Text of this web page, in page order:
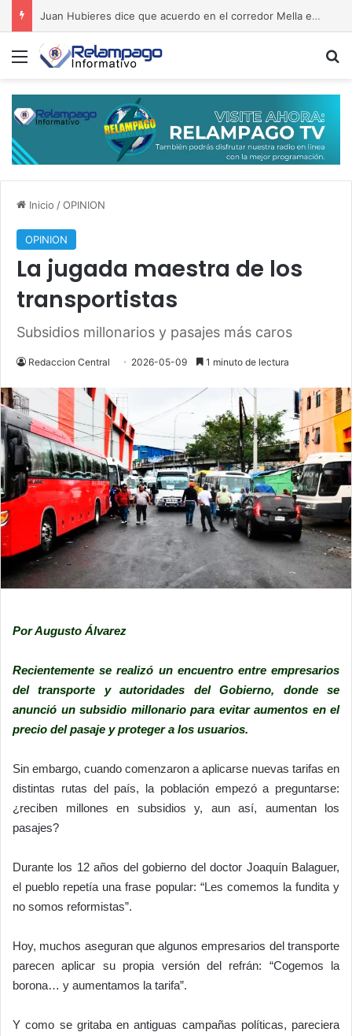
Juan Hubieres dice que acuerdo en el corredor Mella evita conflictos
Menú
Inicio /OPINION
OPINION
La jugada maestra de los
transportistas
Subsidios millonarios y pasajes más caros
Redaccion Central 2026-05-09 1 minuto de lectura
Por Augusto Álvarez
Recientemente se realizó un encuentro entre empresarios
del transporte y autoridades del Gobierno, donde se
anunció un subsidio millonario para evitar aumentos en el
precio del pasaje y proteger a los usuarios.
Sin embargo, cuando comenzaron a aplicarse nuevas tarifas en
distintas rutas del país, la población empezó a preguntarse:
¿reciben millones en subsidios y, aun así, aumentan los
pasajes?
Durante los 12 años del gobierno del doctor Joaquín Balaguer,
el pueblo repetía una frase popular: “Les comemos la fundita y
no somos reformistas”.
Hoy, muchos aseguran que algunos empresarios del transporte
parecen aplicar su propia versión del refrán: “Cogemos la
borona… y aumentamos la tarifa”.
Y como se gritaba en antiguas campañas políticas, pareciera